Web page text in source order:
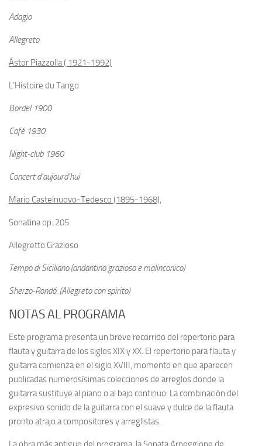
Adagio
Allegreto
Ástor Piazzolla ( 1921-1992)
L’Histoire du Tango
Bordel 1900
Café 1930
Night-club 1960
Concert d’aujourd’hui
Mario Castelnuovo-Tedesco (1895-1968),
Sonatina op. 205
Allegretto Grazioso
Tempo di Siciliano (andantino grazioso e malinconico)
Sherzo-Rondó. (Allegreto con spirito)
NOTAS AL PROGRAMA
Este programa presenta un breve recorrido del repertorio para
flauta y guitarra de los siglos XIX y XX. El repertorio para flauta y
guitarra comienza en el siglo XVIII, momento en que aparecen
publicadas numerosísimas colecciones de arreglos donde la
guitarra sustituye al piano o al bajo continuo. La combinación del
expresivo sonido de la guitarra con el suave y dulce de la flauta
pronto atrajo a compositores y arreglistas.